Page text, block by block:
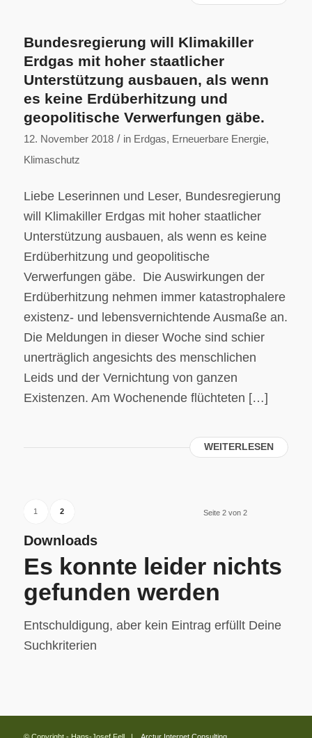
Bundesregierung will Klimakiller
Erdgas mit hoher staatlicher
Unterstützung ausbauen, als wenn
es keine Erdüberhitzung und
geopolitische Verwerfungen gäbe.
12. November 2018 / in Erdgas, Erneuerbare Energie,
Klimaschutz
Liebe Leserinnen und Leser, Bundesregierung
will Klimakiller Erdgas mit hoher staatlicher
Unterstützung ausbauen, als wenn es keine
Erdüberhitzung und geopolitische
Verwerfungen gäbe. Die Auswirkungen der
Erdüberhitzung nehmen immer katastrophalere
existenz- und lebensvernichtende Ausmaße an.
Die Meldungen in dieser Woche sind schier
unerträglich angesichts des menschlichen
Leids und der Vernichtung von ganzen
Existenzen. Am Wochenende flüchteten […]
WEITERLESEN
Seite 2 von 2
1 2
Downloads
Es konnte leider nichts
gefunden werden
Entschuldigung, aber kein Eintrag erfüllt Deine
Suchkriterien